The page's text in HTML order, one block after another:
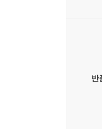
반